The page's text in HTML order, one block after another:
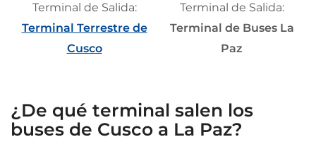
Terminal de Salida:
Terminal Terrestre de
Cusco
Terminal de Salida:
Terminal de Buses La
Paz
¿De qué terminal salen los
buses de Cusco a La Paz?